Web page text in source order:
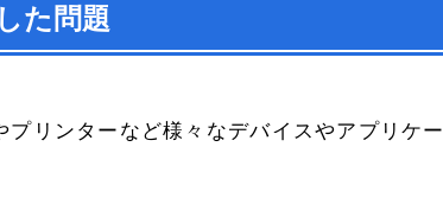
た問題
リンターなど様々なデバイスやアプリケー